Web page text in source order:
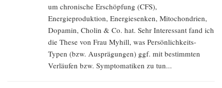
um chronische Erschöpfung (CFS),
Energieproduktion, Energiesenken, Mitochondrien,
Dopamin, Cholin & Co. hat. Sehr Interessant fand ich
die These von Frau Myhill, was Persönlichkeits-
Typen (bzw. Ausprägungen) ggf. mit bestimmten
Verläufen bzw. Symptomatiken zu tun...